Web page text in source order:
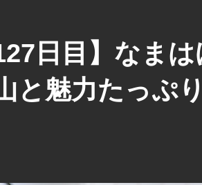
日目】なま
と魅力たっぷ